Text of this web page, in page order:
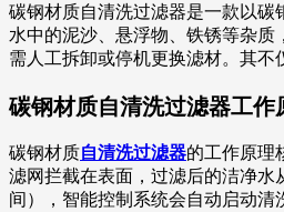
碳钢材质自清洗过滤器是一款以
水中的泥沙、悬浮物、铁锈等杂
需人工拆卸或停机更换滤材。其不
碳钢材质自清洗过滤器工作
碳钢材质自清洗过滤器的工作原理
滤网拦截在表面，过滤后的洁净
间），智能控制系统会自动启动